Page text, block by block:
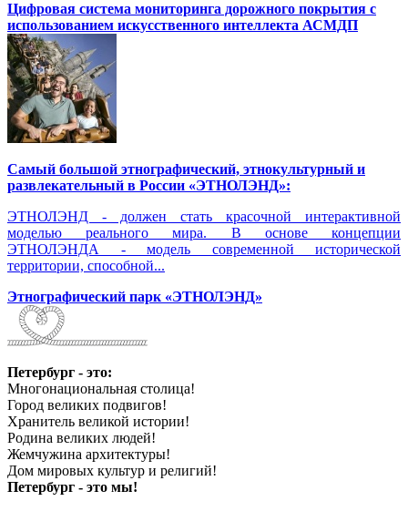
Цифровая система мониторинга дорожного покрытия с
использованием искусственного интеллекта АСМДП
Самый большой этнографический, этнокультурный и
развлекательный в России «ЭТНОЛЭНД»:
ЭТНОЛЭНД - должен стать красочной интерактивной
моделью реального мира. В основе концепции
ЭТНОЛЭНДА - модель современной исторической
территории, способной...
Этнографический парк «ЭТНОЛЭНД»
Петербург - это:
Многонациональная столица!
Город великих подвигов!
Хранитель великой истории!
Родина великих людей!
Жемчужина архитектуры!
Дом мировых культур и религий!
Петербург - это мы!